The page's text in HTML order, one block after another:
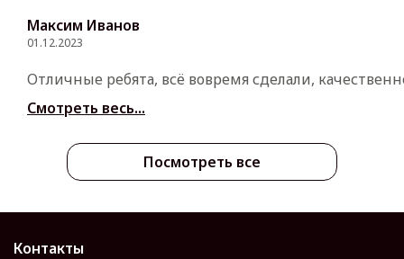
Посмотреть все
Максим Иванов
01.12.2023
Отличные ребята, всё вовремя сделали,
Смотреть весь...
Контакты